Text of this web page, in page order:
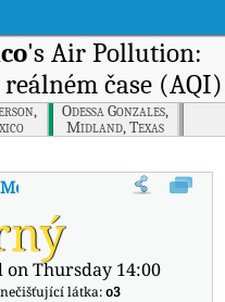
's Air Pollution:
čase (AQI)
Odessa Gonzales,
Midland, Texas
Index kvality vzduchu v
on Thursday 14:00
látka:o3